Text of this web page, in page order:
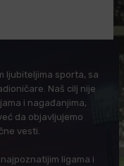
ljubiteljima sporta, sa
Naš cilj nije
i nagađanjima,
da objavljujemo
vesti.
ligama i